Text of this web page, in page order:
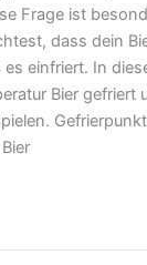
Frage ist
dass dein
einfriert. In
Bier gefriert